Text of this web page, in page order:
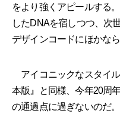
をより強くアピールする
したDNAを宿しつつ、次
デザインコードにほかなら
アイコニックなスタイ
本版』と同様、今年20周
の通過点に過ぎないのだ。